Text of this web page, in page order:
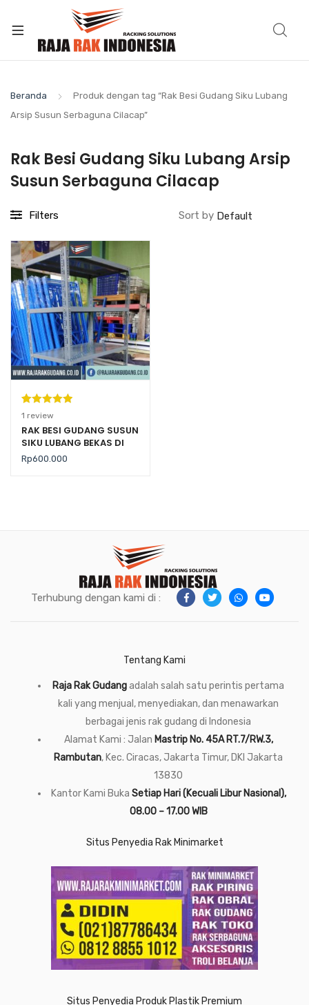
Beranda
Produk dengan tag “Rak Besi Gudang Siku Lubang
Arsip Susun Serbaguna Cilacap”
Rak Besi Gudang Siku Lubang Arsip
Susun Serbaguna Cilacap
Filters Sort by
Peringkat
5.00dari 5
berdasarka
n
1
penilaian
1 review
RAK BESI GUDANG SUSUN
SIKU LUBANG BEKAS DI
REKONDISI
Rp600.000
Terhubung dengan kami di :
Tentang Kami
Raja Rak Gudangadalah salah satu perintis pertama
kali yang menjual, menyediakan, dan menawarkan
berbagai jenis rak gudang di Indonesia
Alamat Kami : Jalan Mastrip No. 45A RT.7/RW.3,
Rambutan, Kec. Ciracas, Jakarta Timur, DKI Jakarta
13830
Kantor Kami Buka Setiap Hari (Kecuali Libur Nasional),
08.00 – 17.00 WIB
Situs Penyedia Rak Minimarket
Situs Penyedia Produk Plastik Premium